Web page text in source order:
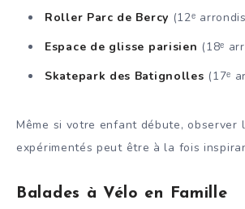
Roller Parc de Bercy (12ᵉ
Espace de glisse parisien (18ᵉ
Skatepark des Batignolles (17ᵉ
Même si votre enfant débute, observer
expérimentés peut être à la fois
Balades à Vélo en Famille